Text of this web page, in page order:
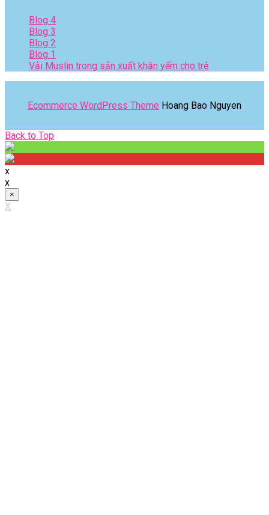
Blog 4
Blog 3
Blog 2
Blog 1
Vải Muslin trong sản xuất khăn yếm cho trẻ
Ecommerce WordPress Theme Hoang Bao Nguyen
Back to Top
x
x
×
X